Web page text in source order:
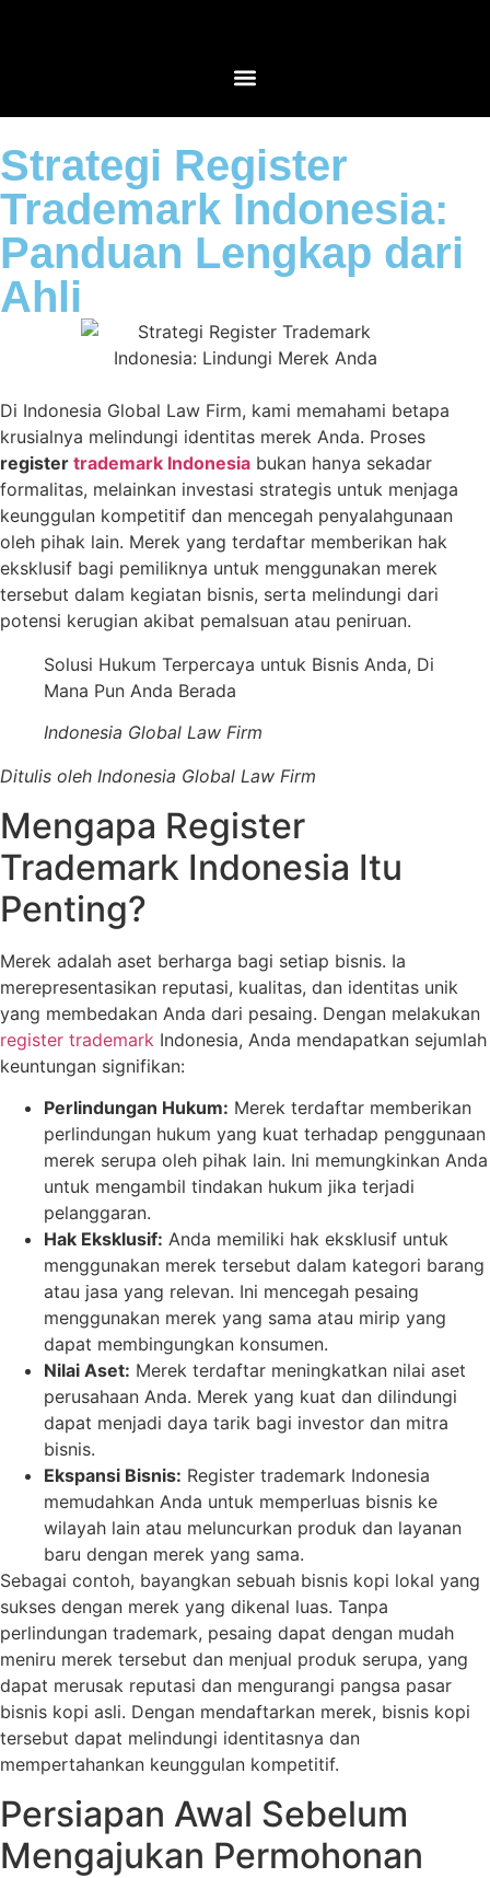
Strategi Register
Trademark Indonesia:
Panduan Lengkap dari
Ahli
Di Indonesia Global Law Firm, kami memahami betapa
krusialnya melindungi identitas merek Anda. Proses
register trademark Indonesia bukan hanya sekadar
formalitas, melainkan investasi strategis untuk menjaga
keunggulan kompetitif dan mencegah penyalahgunaan
oleh pihak lain. Merek yang terdaftar memberikan hak
eksklusif bagi pemiliknya untuk menggunakan merek
tersebut dalam kegiatan bisnis, serta melindungi dari
potensi kerugian akibat pemalsuan atau peniruan.
Solusi Hukum Terpercaya untuk Bisnis Anda, Di
Mana Pun Anda Berada
Indonesia Global Law Firm
Ditulis oleh Indonesia Global Law Firm
Mengapa Register
Trademark Indonesia Itu
Penting?
Merek adalah aset berharga bagi setiap bisnis. Ia
merepresentasikan reputasi, kualitas, dan identitas unik
yang membedakan Anda dari pesaing. Dengan melakukan
register trademark Indonesia, Anda mendapatkan sejumlah
keuntungan signifikan:
Perlindungan Hukum: Merek terdaftar memberikan
perlindungan hukum yang kuat terhadap penggunaan
merek serupa oleh pihak lain. Ini memungkinkan Anda
untuk mengambil tindakan hukum jika terjadi
pelanggaran.
Hak Eksklusif: Anda memiliki hak eksklusif untuk
menggunakan merek tersebut dalam kategori barang
atau jasa yang relevan. Ini mencegah pesaing
menggunakan merek yang sama atau mirip yang
dapat membingungkan konsumen.
Nilai Aset: Merek terdaftar meningkatkan nilai aset
perusahaan Anda. Merek yang kuat dan dilindungi
dapat menjadi daya tarik bagi investor dan mitra
bisnis.
Ekspansi Bisnis: Register trademark Indonesia
memudahkan Anda untuk memperluas bisnis ke
wilayah lain atau meluncurkan produk dan layanan
baru dengan merek yang sama.
Sebagai contoh, bayangkan sebuah bisnis kopi lokal yang
sukses dengan merek yang dikenal luas. Tanpa
perlindungan trademark, pesaing dapat dengan mudah
meniru merek tersebut dan menjual produk serupa, yang
dapat merusak reputasi dan mengurangi pangsa pasar
bisnis kopi asli. Dengan mendaftarkan merek, bisnis kopi
tersebut dapat melindungi identitasnya dan
mempertahankan keunggulan kompetitif.
Persiapan Awal Sebelum
Mengajukan Permohonan